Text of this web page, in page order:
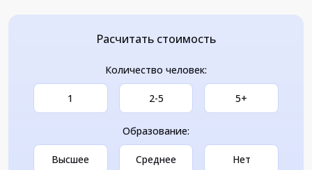
Расчитать стоимость
Количество человек:
1 2-5 5+
Образование:
Высшее Среднее Нет